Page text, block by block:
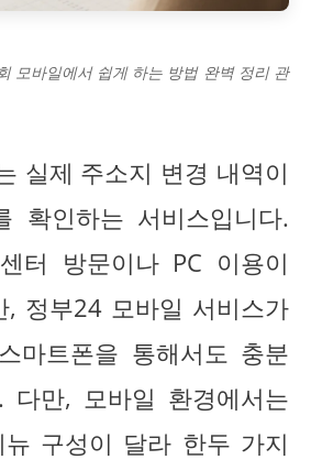
모바일에서 쉽게 하는 방법 완벽 정리 관
실제 주소지 변경 내역이
확인하는 서비스입니다.
터 방문이나 PC 이용이
, 정부24 모바일 서비스가
마트폰을 통해서도 충분
다만, 모바일 환경에서는
구성이 달라 한두 가지